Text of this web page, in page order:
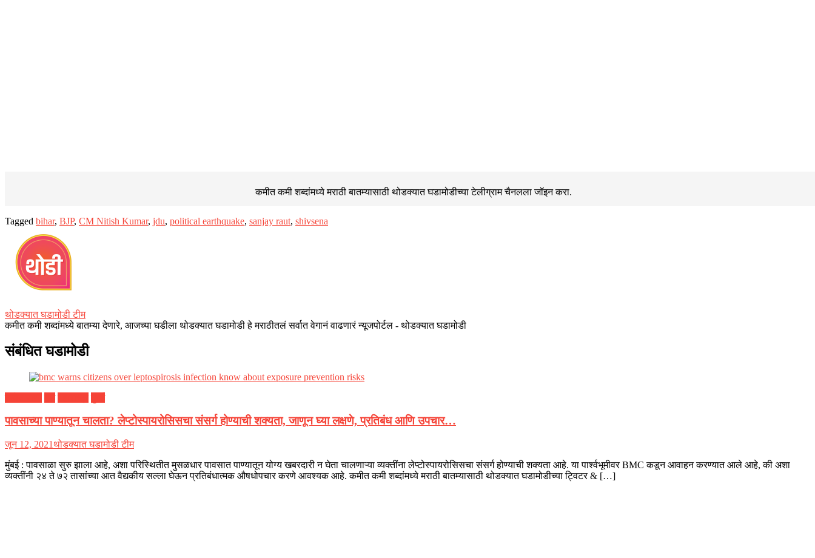
कमीत कमी शब्दांमध्ये मराठी बातम्यासाठी थोडक्यात घडामोडीच्याटेलीग्राम चैनलला जॉइन करा.
Tagged bihar, BJP, CM Nitish Kumar, jdu, political earthquake, sanjay raut, shivsena
थोडक्यात घडामोडी टीम
कमीत कमी शब्दांमध्ये बातम्या देणारे, आजच्या घडीला थोडक्यात घडामोडी हे मराठीतलं सर्वात वेगानं वाढणारं न्यूजपोर्टल - थोडक्यात घडामोडी
संबंधित घडामोडी
पावसाच्या पाण्यातून चालता? लेप्टोस्पायरोसिसचा संसर्ग होण्याची शक्यता, जाणून घ्या लक्षणे, प्रतिबंध आणि उपचार…
जून 12, 2021थोडक्यात घडामोडी टीम
मुंबई : पावसाळा सुरु झाला आहे, अशा परिस्थितीत मुसळधार पावसात पाण्यातून योग्य खबरदारी न घेता चालणाऱ्या व्यक्तींना लेप्टोस्पायरोसिसचा संसर्ग होण्याची शक्यता आहे. या पार्श्वभूमीवर BMC कडून आवाहन करण्यात आले आहे, की अशा
व्यक्तींनी २४ ते ७२ तासांच्या आत वैद्यकीय सल्ला घेऊन प्रतिबंधात्मक औषधोपचार करणे आवश्यक आहे. कमीत कमी शब्दांमध्ये मराठी बातम्यासाठी थोडक्यात घडामोडीच्या ट्विटर & […]